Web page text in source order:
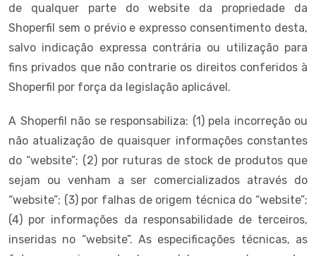
de qualquer parte do website da propriedade da
Shoperfil sem o prévio e expresso consentimento desta,
salvo indicação expressa contrária ou utilização para
fins privados que não contrarie os direitos conferidos à
Shoperfil por força da legislação aplicável.
A Shoperfil não se responsabiliza: (1) pela incorreção ou
não atualização de quaisquer informações constantes
do “website”; (2) por ruturas de stock de produtos que
sejam ou venham a ser comercializados através do
“website”; (3) por falhas de origem técnica do “website”;
(4) por informações da responsabilidade de terceiros,
inseridas no “website”. As especificações técnicas, as